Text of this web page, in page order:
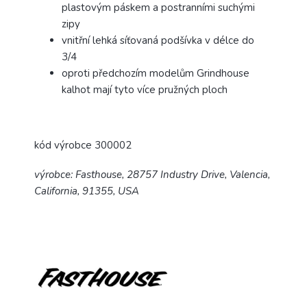
plastovým páskem a postranními suchými
zipy
vnitřní lehká síťovaná podšívka v délce do
3/4
oproti předchozím modelům Grindhouse
kalhot mají tyto více pružných ploch
kód výrobce 300002
výrobce: Fasthouse, 28757 Industry Drive, Valencia,
California, 91355, USA